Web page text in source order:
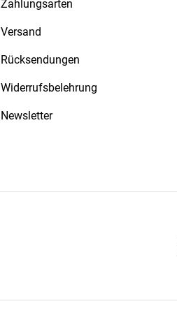
Zahlungsarten
Versand
Rücksendungen
Widerrufsbelehrung
Newsletter